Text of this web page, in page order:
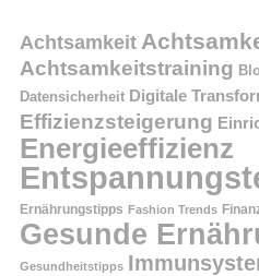
Achtsamkeit
Achtsamkeitstraining
Datensicherheit Digitale
Effizienzsteigerung
Energieeffizienz
Ernährungstipps Fashion Trends
Gesunde
Gesundheitstipps